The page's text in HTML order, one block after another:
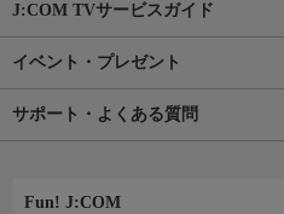
J:COM TVサービスガイド
イベント・プレゼント
サポート・よくある質問
Fun! J:COM